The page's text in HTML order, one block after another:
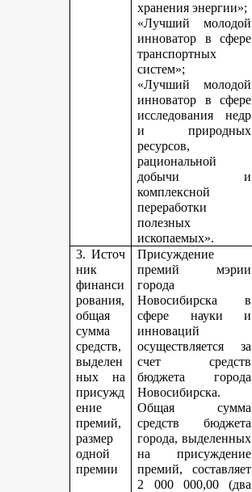
хранения энергии»;
«Лучший молодой
инноватор в сфере
транспортных
систем»;
«Лучший молодой
инноватор в сфере
исследования недр
и природных
ресурсов,
рациональной
добычи и
комплексной
переработки
полезных
ископаемых».
3. Источ
ник
финанси
рования,
общая
сумма
средств,
выделен
ных на
присужд
ение
премий,
размер
одной
премии
Присуждение
премий мэрии
города
Новосибирска в
сфере науки и
инноваций
осуществляется за
счет средств
бюджета города
Новосибирска.
Общая сумма
средств бюджета
города, выделенных
на присуждение
премий, составляет
2 000 000,00 (два